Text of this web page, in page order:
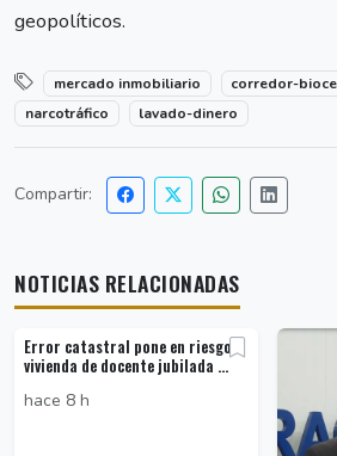
geopolíticos.
mercado inmobiliario corredor-
narcotráfico
lavado-dinero
Compartir:
NOTICIAS RELACIONADAS
Error catastral pone en riesgo
vivienda de docente jubilada ...
hace 8 h